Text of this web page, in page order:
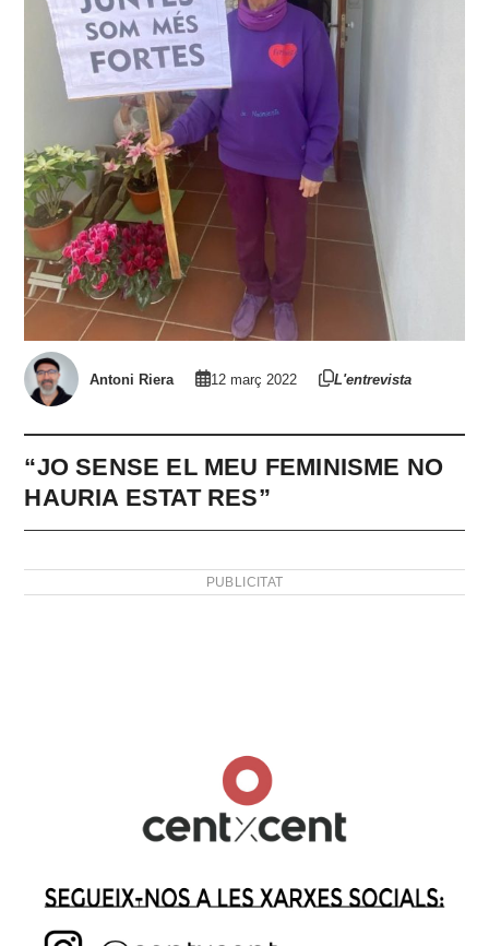
Antoni Riera 12 març 2022 L'entrevista
“JO SENSE EL MEU FEMINISME NO
HAURIA ESTAT RES”
PUBLICITAT